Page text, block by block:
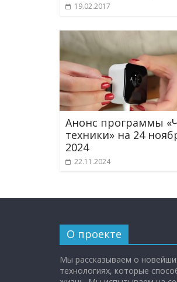
19.02.2017
Анонс программы
техники» на 24
2024
22.11.2024
О проекте
Мы рассказываем о
технологиях, которые